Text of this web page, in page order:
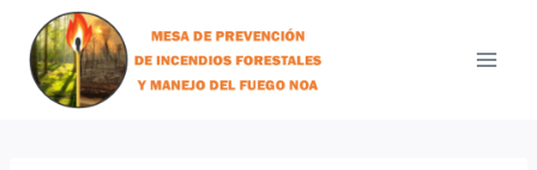
content